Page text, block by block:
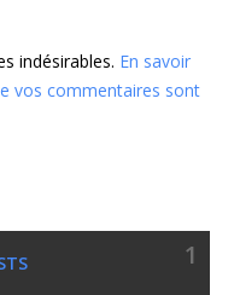
indésirables. En savoir
vos commentaires sont
1